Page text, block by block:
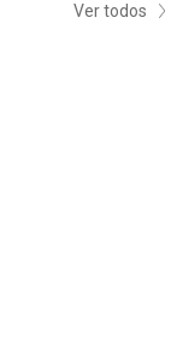
Ver todos